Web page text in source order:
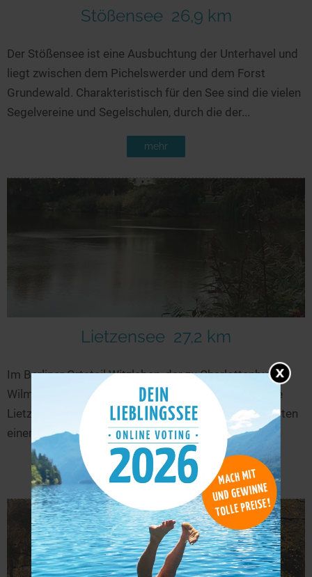
Stößensee 26,9 km
Der Stößensee ist eine Ausbuchtung der Unterhavel und
liegt zwischen dem Pichelswerder und dem Forst
Grundewald. Charakteristisch für den See sind die vielen
Segelvereine und Segelschulen, durch die der...
mehr
Lietzensee 27,2 km
Im Berliner Ortsteil Witzleben, der zu Charlottenburg-
Wilmersdorf gehört, liegt der sichelförmig gebogene
Lietzensee als nördlichster der Grunewaldseen inmitten
einer schönen Parklandschaft. Der Sage nach...
mehr